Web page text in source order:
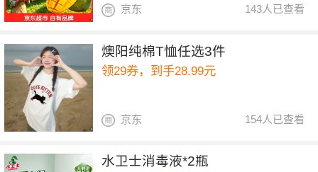
143人已查看
京东
燠阳纯棉T恤任选3件
领29券，到手28.99元
154人已查看
京东
水卫士消毒液*2瓶